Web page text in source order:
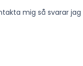
mig så svarar jag